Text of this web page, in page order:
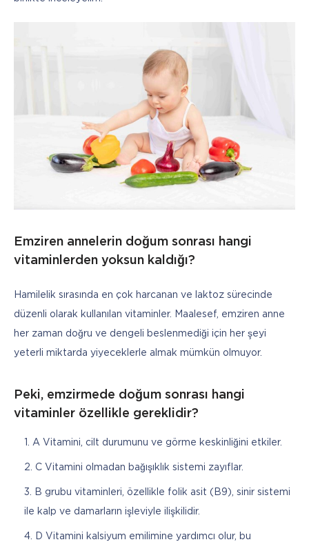
Emziren annelerin doğum sonrası hangi
vitaminlerden yoksun kaldığı?
Hamilelik sırasında en çok harcanan ve laktoz sürecinde
düzenli olarak kullanılan vitaminler. Maalesef, emziren anne
her zaman doğru ve dengeli beslenmediği için her şeyi
yeterli miktarda yiyeceklerle almak mümkün olmuyor.
Peki, emzirmede doğum sonrası hangi
vitaminler özellikle gereklidir?
A Vitamini, cilt durumunu ve görme keskinliğini etkiler.
C Vitamini olmadan bağışıklık sistemi zayıflar.
B grubu vitaminleri, özellikle folik asit (B9), sinir sistemi
ile kalp ve damarların işleviyle ilişkilidir.
D Vitamini kalsiyum emilimine yardımcı olur, bu